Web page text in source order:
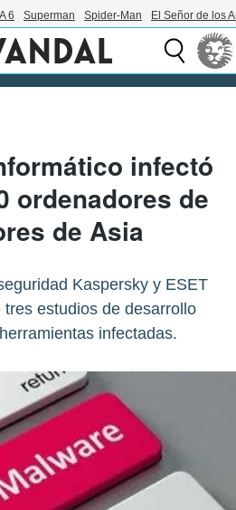
6 Superman Spider-Man El Señor de los
infectó
ordenadores de
de Asia
Kaspersky y ESET
estudios de desarrollo
infectadas.